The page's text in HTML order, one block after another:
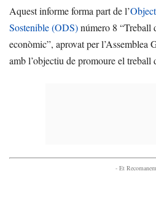
Aquest informe forma part de l’
Sostenible (ODS)número 8 “Treball
econòmic”, aprovat per l’Assemblea
amb l’objectiu de promoure el treball
- Et